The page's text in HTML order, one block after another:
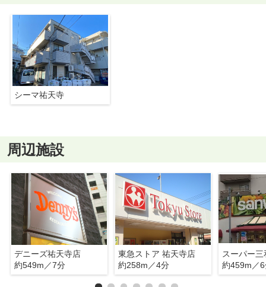
シーマ祐天寺
周辺施設
デニーズ祐天寺店
約549m／7分
東急ストア 祐天寺店
約258m／4分
スーパー
約459m／